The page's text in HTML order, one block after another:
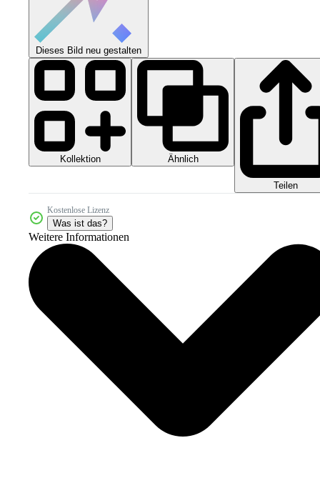
Dieses Bild neu gestalten
Kollektion Ähnlich
Teilen
Kostenlose Lizenz
Was ist das?
Weitere Informationen